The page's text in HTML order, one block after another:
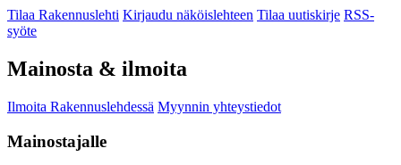
Tilaa Rakennuslehti Kirjaudu näköislehteen Tilaa uutiskirje RSS-
syöte
Mainosta & ilmoita
Ilmoita Rakennuslehdessä Myynnin yhteystiedot
Mainostajalle